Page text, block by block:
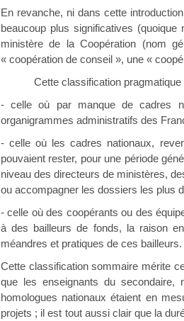
En revanche, ni dans cette
beaucoup plus significatives
ministère de la Coopération (nom
« coopération de conseil », une «
Cette classification
- celle où par manque de cadres
organigrammes administratifs des
- celle où les cadres nationaux,
pouvaient rester, pour une période
niveau des directeurs de ministères,
ou accompagner les dossiers les plus
- celle où des coopérants ou des
à des bailleurs de fonds, la raison
méandres et pratiques de ces bailleurs.
Cette classification sommaire mérite
que les enseignants du
homologues nationaux étaient en
projets ; il est tout aussi clair que la